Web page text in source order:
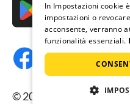
© 2026 Resido.it, tutti i
In Impostazioni cookie
impostazioni o
acconsente, verranno
funzionalità essenziali.